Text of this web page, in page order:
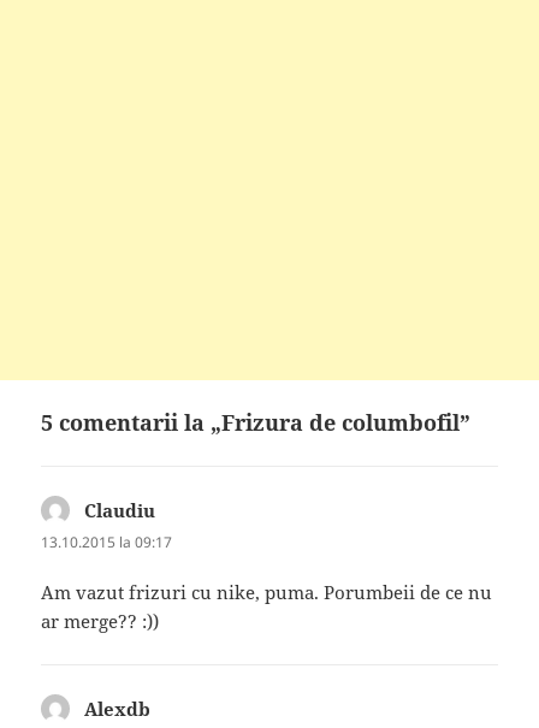
5 comentarii la „Frizura de columbofil”
Claudiu
13.10.2015 la 09:17
Am vazut frizuri cu nike, puma. Porumbeii de ce nu
ar merge?? :))
Alexdb